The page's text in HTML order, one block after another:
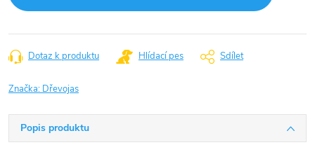
Dotaz k produktu Hlídací pes Sdílet
Značka: Dřevojas
Popis produktu